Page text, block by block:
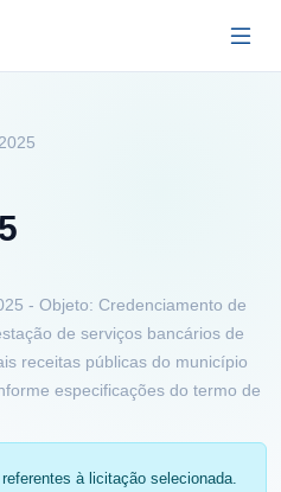
- Objeto: Credenciamento de
de serviços bancários de
receitas públicas do município
especificações do termo de
à licitação selecionada.